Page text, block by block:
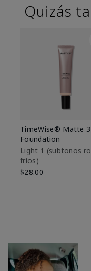
Quizás
TimeWise® Matte
Foundation
Light 1​ (subtonos
fríos)
$28.00